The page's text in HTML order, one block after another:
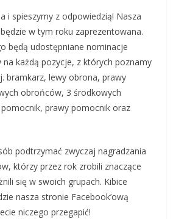
i spieszymy z odpowiedzią! Nasza
w tym roku zaprezentowana.
będą udostępniane nominacje
każdą pozycje, z których poznamy
bramkarz, lewy obrona, prawy
obrońców, 3 środkowych
prawy pomocnik oraz
podtrzymać zwyczaj nagradzania
którzy przez rok zrobili znaczące
się w swoich grupach. Kibice
nasza stronie Facebook’ową
niczego przegapić!